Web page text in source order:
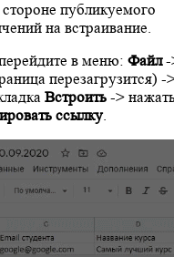
стороне публикуемого
на встраивание.
в меню: Файл-
перезагрузится)
Встроить ->
ссылку.